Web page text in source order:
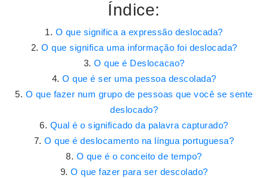
Índice:
O que significa a expressão deslocada?
O que significa uma informação foi deslocada?
O que é Deslocacao?
O que é ser uma pessoa descolada?
O que fazer num grupo de pessoas que você se sente
deslocado?
Qual é o significado da palavra capturado?
O que é deslocamento na língua portuguesa?
O que é o conceito de tempo?
O que fazer para ser descolado?